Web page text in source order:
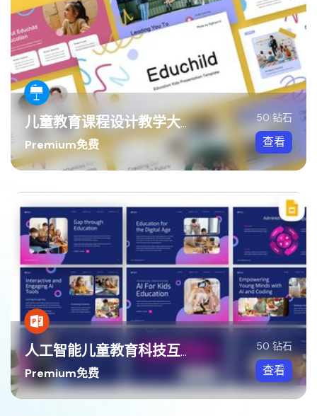
儿童教育课程设计教学大纲讲述方案Keynote模板
Premium免费
50 钻石
查看
人工智能儿童教育科技互动学习方案PPT模板
Premium免费
50 钻石
查看